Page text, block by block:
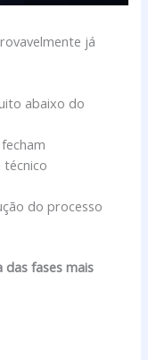
já
abaixo do
técnico
do processo
das fases mais